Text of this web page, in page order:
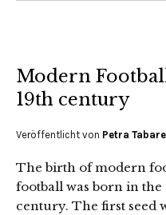
Modern
19th century
Veröffentlicht von Petra
The birth of modern
football was born in the
century. The first seed